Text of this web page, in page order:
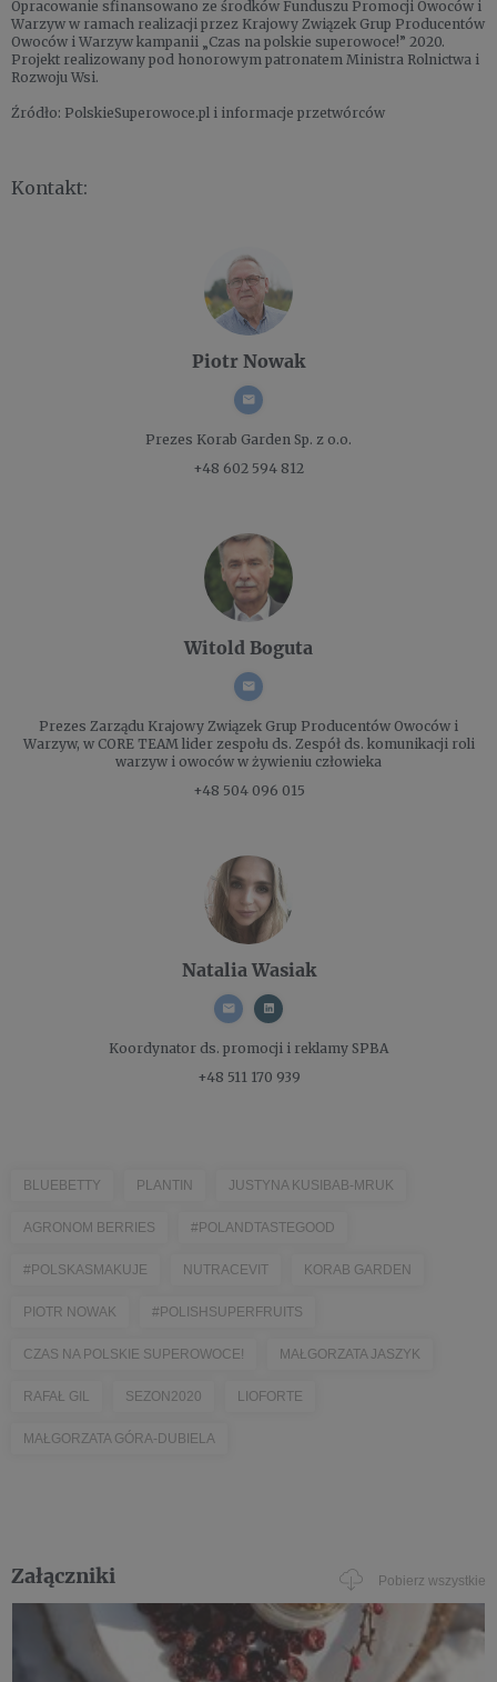
Opracowanie sfinansowano ze środków Funduszu Promocji Owoców i
Warzyw w ramach realizacji przez Krajowy Związek Grup Producentów
Owoców i Warzyw kampanii „Czas na polskie superowoce!” 2020.
Projekt realizowany pod honorowym patronatem Ministra Rolnictwa i
Rozwoju Wsi.
Źródło: PolskieSuperowoce.pl i informacje przetwórców
Kontakt:
Piotr Nowak
Prezes Korab Garden Sp. z o.o.
+48 602 594 812
Witold Boguta
Prezes Zarządu Krajowy Związek Grup Producentów Owoców i
Warzyw, w CORE TEAM lider zespołu ds. Zespół ds. komunikacji roli
warzyw i owoców w żywieniu człowieka
+48 504 096 015
Natalia Wasiak
Koordynator ds. promocji i reklamy SPBA
+48 511 170 939
BLUEBETTY PLANTIN JUSTYNA KUSIBAB-MRUK
AGRONOM BERRIES #POLANDTASTEGOOD
#POLSKASMAKUJE NUTRACEVIT KORAB GARDEN
PIOTR NOWAK #POLISHSUPERFRUITS
CZAS NA POLSKIE SUPEROWOCE! MAŁGORZATA JASZYK
RAFAŁ GIL SEZON2020 LIOFORTE
MAŁGORZATA GÓRA-DUBIELA
Załączniki Pobierz wszystkie